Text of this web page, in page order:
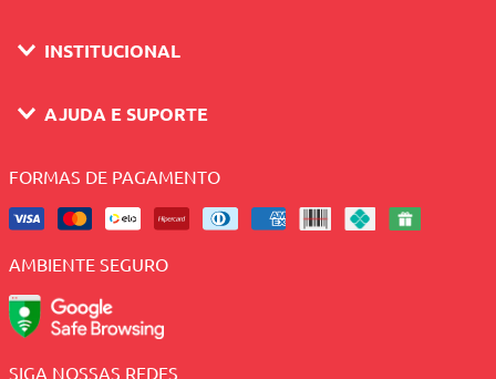
INSTITUCIONAL
AJUDA E SUPORTE
FORMAS DE PAGAMENTO
AMBIENTE SEGURO
SIGA NOSSAS REDES